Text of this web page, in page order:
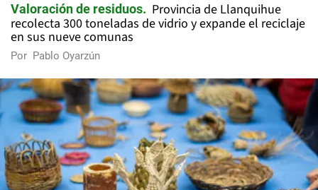
Valoración de residuos
Provincia de Llanquihue
recolecta 300 toneladas de vidrio y expande el reciclaje
en sus nueve comunas
Por Pablo Oyarzún